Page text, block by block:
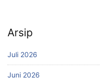
Arsip
Juli 2026
Juni 2026